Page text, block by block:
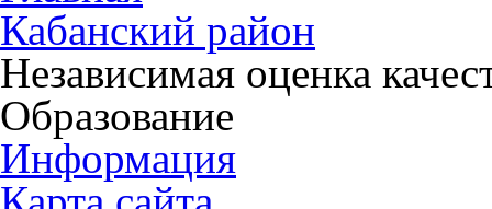
Кабанский район
Независимая оценка
Образование
Информация